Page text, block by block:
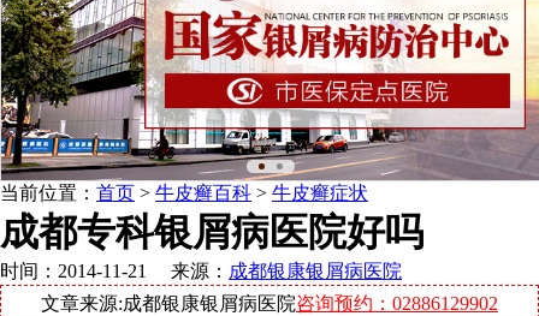
当前位置： 首页 > 牛皮癣百科 > 牛皮癣症状
成都专科银屑病医院好吗
时间：2014-11-21 来源： 成都银康银屑病医院
文章来源:成都银康银屑病医院咨询预约：02886129902